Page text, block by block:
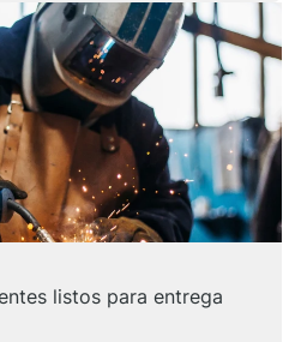
listos para entrega